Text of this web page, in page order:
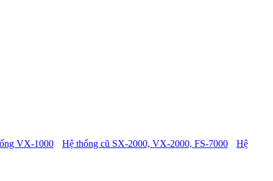
VX-1000 Hệ thống cũ SX-2000, VX-2000, FS-7000
Hệ